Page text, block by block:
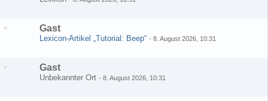
Gast
Lexicon-Artikel „Tutorial: Beep“ - 8. August 2026, 10:31
Gast
Unbekannter Ort - 8. August 2026, 10:31